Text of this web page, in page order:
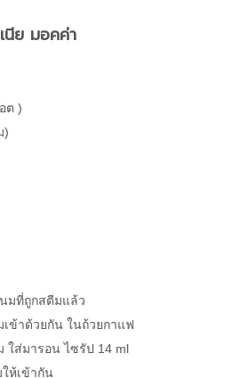
ย มอคค่า
)
)
มที่ถูกสตีมแล้ว
เข้าด้วยกัน ในถ้วยกาแฟ
ใส่มารอน ไซรัป 14 ml
ห้เข้ากัน